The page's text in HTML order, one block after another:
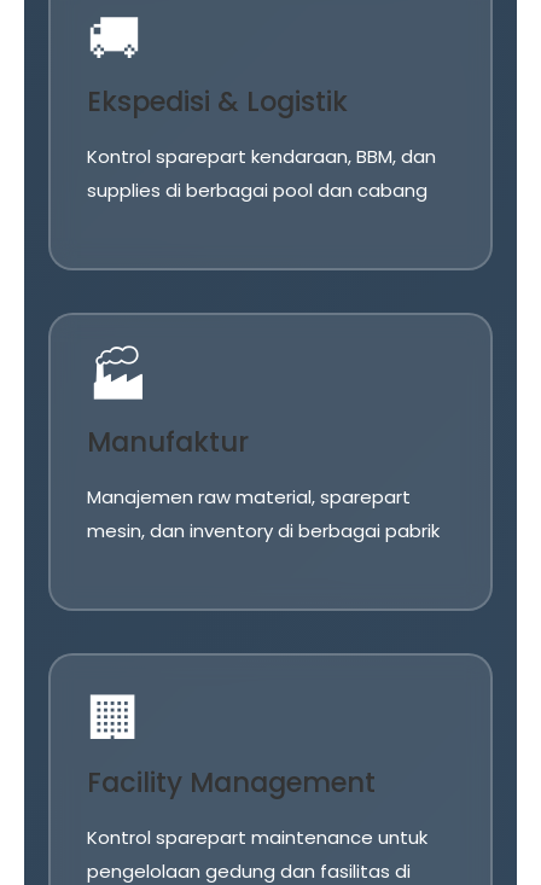
🚚
Ekspedisi & Logistik
Kontrol sparepart kendaraan, BBM, dan
supplies di berbagai pool dan cabang
🏭
Manufaktur
Manajemen raw material, sparepart
mesin, dan inventory di berbagai pabrik
🏢
Facility Management
Kontrol sparepart maintenance untuk
pengelolaan gedung dan fasilitas di